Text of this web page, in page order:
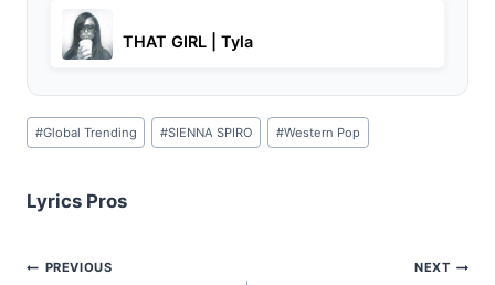
THAT GIRL | Tyla
Post
Tags:
#Global Trending #SIENNA SPIRO #Western Pop
Lyrics Pros
Post
PREVIOUS NEXT